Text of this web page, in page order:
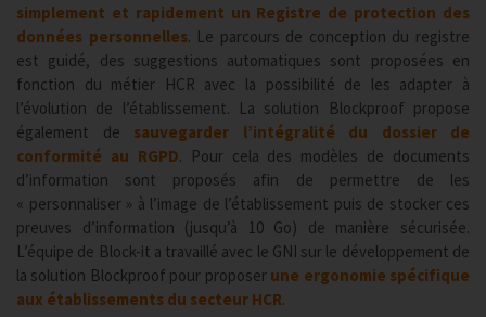
simplement et rapidement un Registre de protection des
données personnelles. Le parcours de conception du registre
est guidé, des suggestions automatiques sont proposées en
fonction du métier HCR avec la possibilité de les adapter à
l’évolution de l’établissement. La solution Blockproof propose
également de sauvegarder l’intégralité du dossier de
conformité au RGPD. Pour cela des modèles de documents
d’information sont proposés afin de permettre de les
« personnaliser » à l’image de l’établissement puis de stocker ces
preuves d’information (jusqu’à 10 Go) de manière sécurisée.
L’équipe de Block-it a travaillé avec le GNI sur le développement de
la solution Blockproof pour proposer une ergonomie spécifique
aux établissements du secteur HCR.